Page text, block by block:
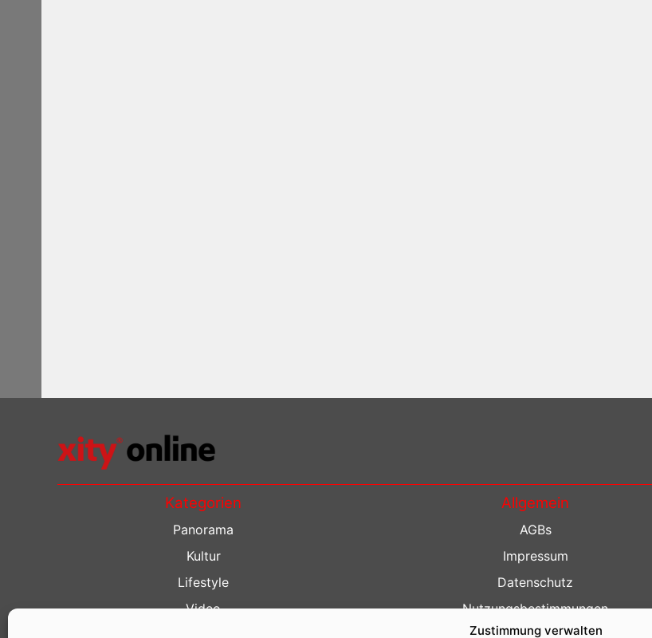
Zustimmung verwalten
Kategorien
Panorama
Kultur
Lifestyle
Video
Allgemein
AGBs
Impressum
Datenschutz
Nutzungsbestimmungen
Kontakt